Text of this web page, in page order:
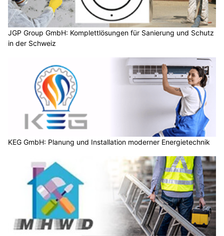
JGP Group GmbH: Komplettlösungen für Sanierung und Schutz
in der Schweiz
KEG GmbH: Planung und Installation moderner Energietechnik